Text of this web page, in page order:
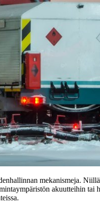
mekanismeja.
akuutteihin tai